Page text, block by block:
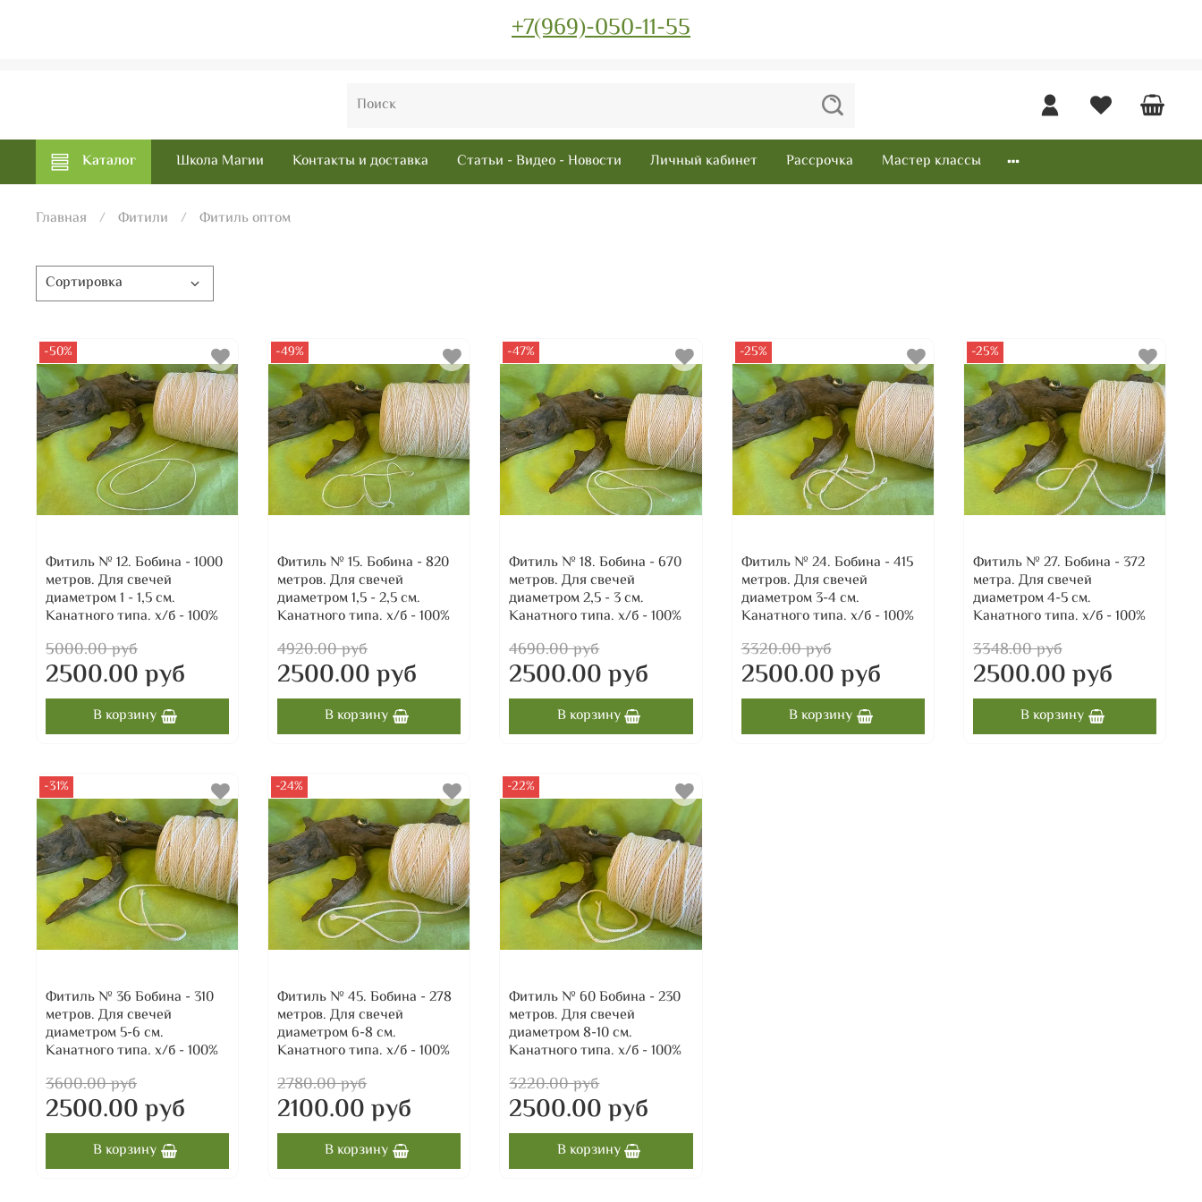
+7(969)-050-11-55
Каталог Школа Магии Контакты и доставка Статьи - Видео - Новости Личный кабинет Рассрочка Мастер классы
Главная Фитили Фитиль оптом
-50%
Фитиль № 12. Бобина - 1000
метров. Для свечей
диаметром 1 - 1,5 см.
Канатного типа. х/б - 100%
5000.00 руб
2500.00 руб
В корзину
-49%
Фитиль № 15. Бобина - 820
метров. Для свечей
диаметром 1,5 - 2,5 см.
Канатного типа. х/б - 100%
4920.00 руб
2500.00 руб
В корзину
-47%
Фитиль № 18. Бобина - 670
метров. Для свечей
диаметром 2,5 - 3 см.
Канатного типа. х/б - 100%
4690.00 руб
2500.00 руб
В корзину
-25%
Фитиль № 24. Бобина - 415
метров. Для свечей
диаметром 3-4 см.
Канатного типа. х/б - 100%
3320.00 руб
2500.00 руб
В корзину
-25%
Фитиль № 27. Бобина - 372
метра. Для свечей
диаметром 4-5 см.
Канатного типа. х/б - 100%
3348.00 руб
2500.00 руб
В корзину
-31%
Фитиль № 36 Бобина - 310
метров. Для свечей
диаметром 5-6 см.
Канатного типа. х/б - 100%
3600.00 руб
2500.00 руб
В корзину
-24%
Фитиль № 45. Бобина - 278
метров. Для свечей
диаметром 6-8 см.
Канатного типа. х/б - 100%
2780.00 руб
2100.00 руб
В корзину
-22%
Фитиль № 60 Бобина - 230
метров. Для свечей
диаметром 8-10 см.
Канатного типа. х/б - 100%
3220.00 руб
2500.00 руб
В корзину